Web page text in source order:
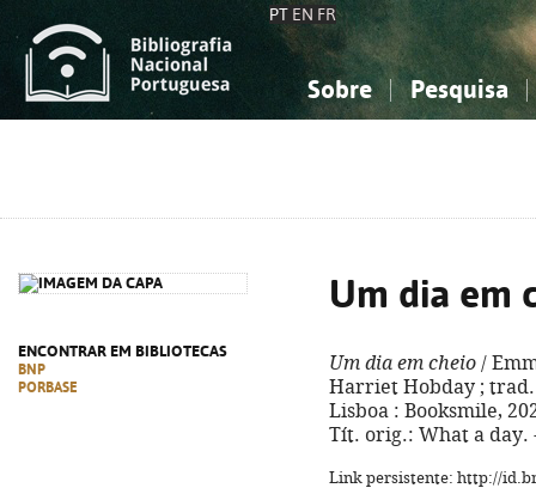
PT EN FR
Sobre Pesquisa
ENCONTRAR EM BIBLIOTECAS
BNP
PORBASE
Um dia em
Um dia em cheio /
Harriet Hobday ; trad.
Lisboa : Booksmile,
Tít. orig.: What a day.
Link persistente: http://